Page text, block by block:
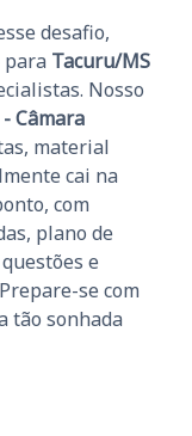
desafio,
Tacuru/MS
Nosso
Câmara
material
cai na
com
plano de
e
se com
tão sonhada